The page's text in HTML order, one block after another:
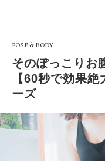
POSE & BODY
そのぽっこりお
【60秒で効果
ーズ